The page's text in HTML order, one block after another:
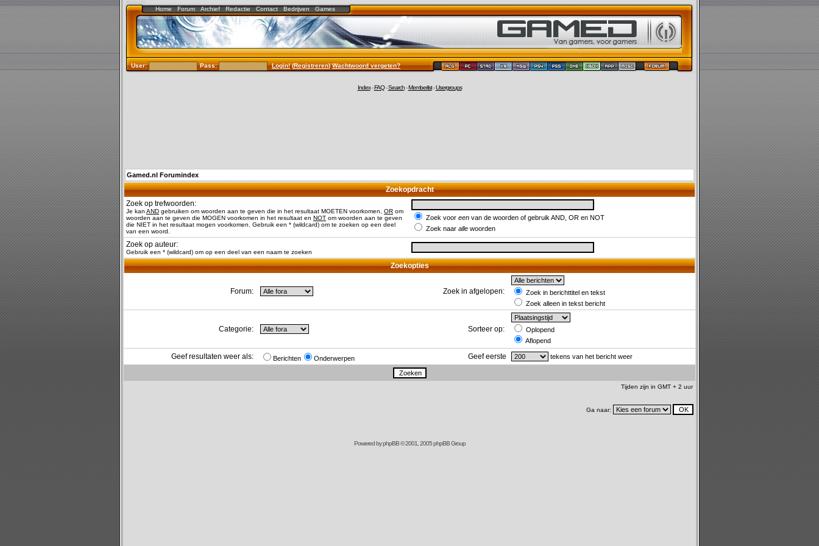
Home Forum Archief Redactie Contact Bedrijven Games
User: Pass: Login!(Registreren)Wachtwoord vergeten?
Index-FAQ-Search-Memberlist-Usergroups
Gamed.nl Forumindex
Zoekopdracht
Zoek op trefwoorden:
Je kan AND gebruiken om woorden aan te geven die in het resultaat MOETEN voorkomen, OR om
woorden aan te geven die MOGEN voorkomen in het resultaat en NOT om woorden aan te geven
die NIET in het resultaat mogen voorkomen. Gebruik een * (wildcard) om te zoeken op een deel
van een woord.
Zoek voor een van de woorden of gebruik AND, OR en NOT
Zoek naar alle woorden
Zoek op auteur:
Gebruik een * (wildcard) om op een deel van een naam te zoeken
Zoekopties
Forum: Zoek in afgelopen:
Zoek in berichttitel en tekst
Zoek alleen in tekst bericht
Categorie: Sorteer op:
Oplopend
Aflopend
Geef resultaten weer als: Berichten Onderwerpen Geef eerste tekens van het bericht weer
Tijden zijn in GMT + 2 uur
Ga naar:
Powered byphpBB© 2001, 2005 phpBB Group